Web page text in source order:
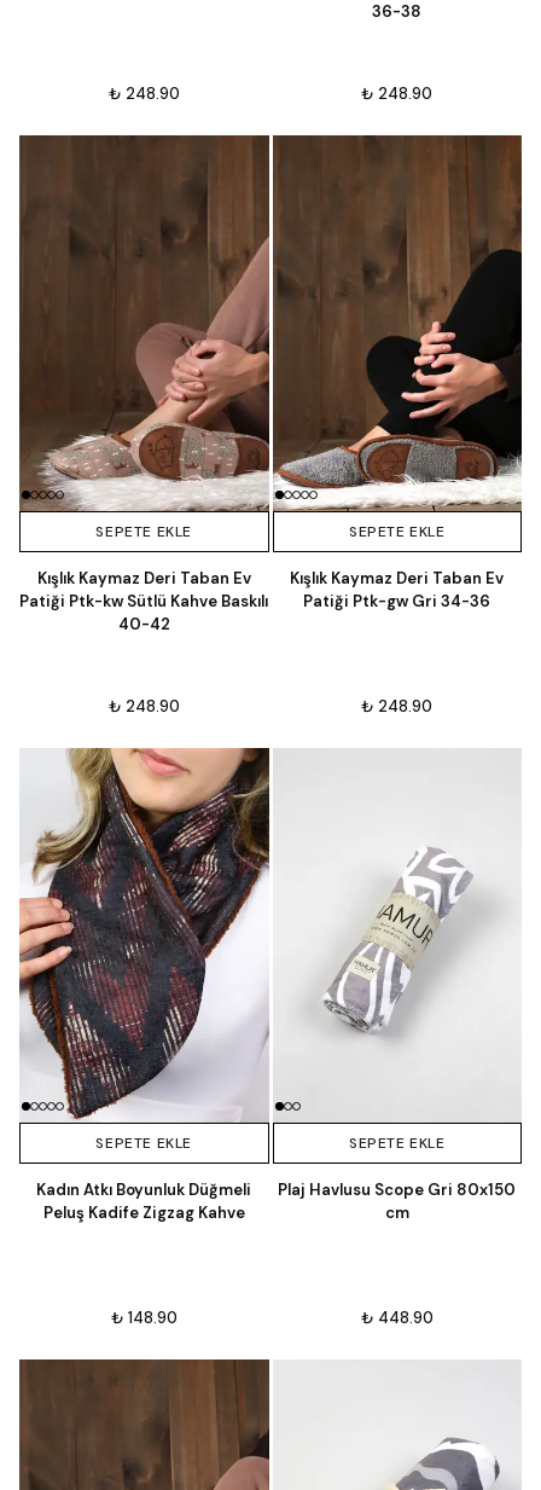
₺ 248.90
36-38
₺ 248.90
SEPETE EKLE
Kışlık Kaymaz Deri Taban Ev
Patiği Ptk-kw Sütlü Kahve Baskılı
40-42
₺ 248.90
SEPETE EKLE
Kışlık Kaymaz Deri Taban Ev
Patiği Ptk-gw Gri 34-36
₺ 248.90
SEPETE EKLE
Kadın Atkı Boyunluk Düğmeli
Peluş Kadife Zigzag Kahve
₺ 148.90
SEPETE EKLE
Plaj Havlusu Scope Gri 80x150
cm
₺ 448.90